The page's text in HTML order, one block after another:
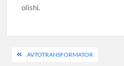
olishi.
PostAVTOTRANSFORMATOR